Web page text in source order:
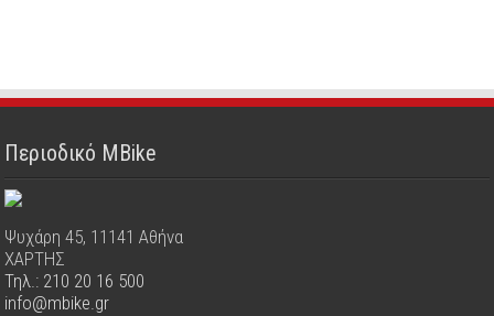
Περιοδικό MBike
Ψυχάρη 45, 11141 Αθήνα
ΧΑΡΤΗΣ
Τηλ.: 210 20 16 500
info@mbike.gr